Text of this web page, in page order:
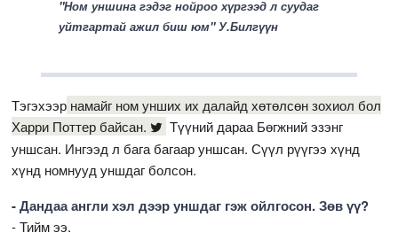
"Ном уншина гэдэг нойроо хүргээд л суудаг
уйтгартай ажил биш юм" У.Билгүүн
Тэгэхээр намайг ном унших их далайд хөтөлсөн зохиол бол
Харри Поттер байсан.
Түүний дараа Бөгжний эзэнг
уншсан. Ингээд л бага багаар уншсан. Сүүл рүүгээ хүнд
хүнд номнууд уншдаг болсон.
- Дандаа англи хэл дээр уншдаг гэж ойлгосон. Зөв үү?
- Тийм ээ.